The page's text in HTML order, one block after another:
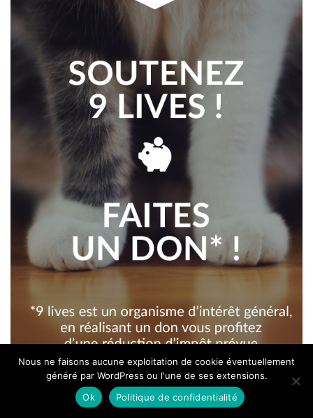
Nous ne faisons aucune exploitation de cookie éventuellement
généré par WordPress ou l'une de ses extensions.
Ok
Politique de confidentialité